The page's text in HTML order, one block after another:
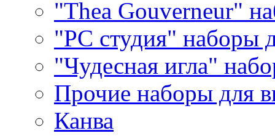
"Thea Gouverneur"
"РС студия" наборы
"Чудесная игла"
Прочие наборы для
Канва